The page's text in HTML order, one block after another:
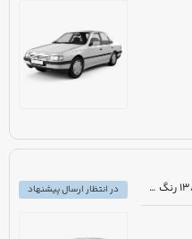
مزایده دولتی خودرو پراید صبا GTX مدل 1380 رنگ سفید
در انتظار ارسال پیشنهاد